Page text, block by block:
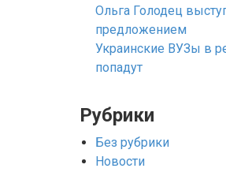
Ольга Голодец
предложением
Украинские ВУЗы в
попадут
Рубрики
Без рубрики
Новости